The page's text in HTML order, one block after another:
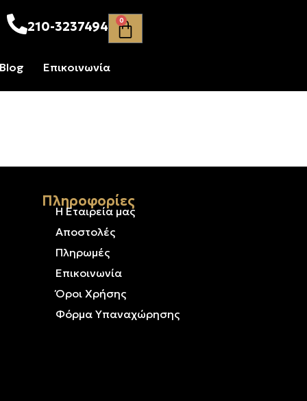
210-3237494 0
Blog Επικοινωνία
Πληροφορίες
Η Εταιρεία μας
Αποστολές
Πληρωμές
Επικοινωνία
Όροι Χρήσης
Φόρμα Υπαναχώρησης